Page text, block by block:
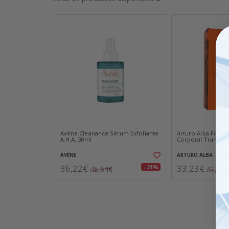
Avène Cleanance Sérum Exfoliante
A.H.A. 30ml
AVÈNE
36,22€ 45,64€ - 21%
Arturo Alba
Corporal
ARTURO ALBA
33,23€ 41,55€